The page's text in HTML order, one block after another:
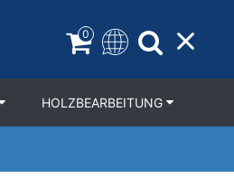
0
HOLZBEARBEITUNG